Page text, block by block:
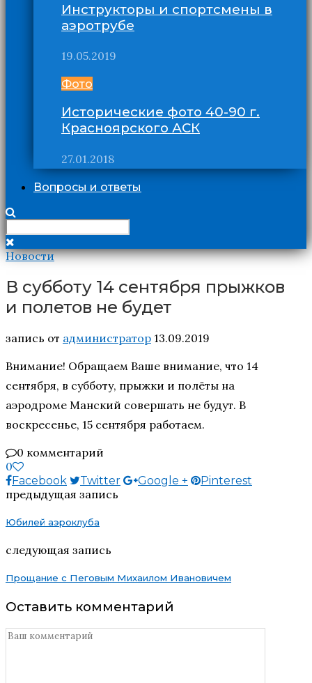
Инструкторы и спортсмены в
аэротрубе
19.05.2019
Фото
Исторические фото 40-90 г.
Красноярского АСК
27.01.2018
Вопросы и ответы
Новости
В субботу 14 сентября прыжков
и полетов не будет
запись от администратор 13.09.2019
Внимание! Обращаем Ваше внимание, что 14
сентября, в субботу, прыжки и полёты на
аэродроме Манский совершать не будут. В
воскресенье, 15 сентября работаем.
0 комментарий
0
Facebook Twitter Google + Pinterest
предыдущая запись
Юбилей аэроклуба
следующая запись
Прощание с Пеговым Михаилом Ивановичем
Оставить комментарий